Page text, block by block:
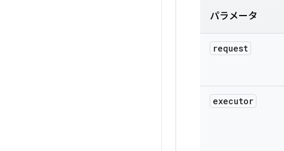
パラメータ
request
executor